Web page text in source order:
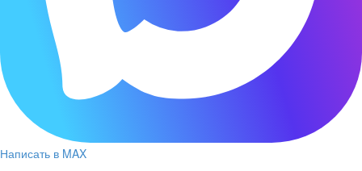
Написать в MAX